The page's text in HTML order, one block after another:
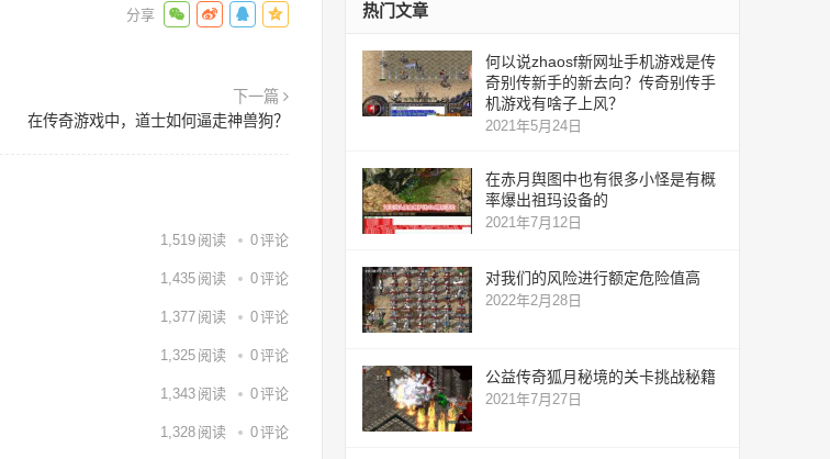
下一篇
在传奇游戏中，道士如何逼走神兽狗？
1,519 阅读 0评论
1,435 阅读 0评论
1,377 阅读 0评论
1,325 阅读 0评论
1,343 阅读 0评论
1,328 阅读 0评论
热门文章
何以说zhaosf新网址手机游戏是传
奇别传新手的新去向？传奇别传手
机游戏有啥子上风？
2021年5月24日
在赤月舆图中也有很多小怪是有概
率爆出祖玛设备的
2021年7月12日
对我们的风险进行额定危险值高
2022年2月28日
公益传奇狐月秘境的关卡挑战秘籍
2021年7月27日